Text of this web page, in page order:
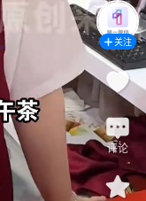
关注
评论